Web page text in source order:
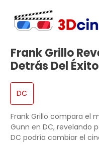
Frank Grillo
Detrás Del
DC
Frank Grillo compara el
Gunn en DC, revelando
DC podría cambiar el